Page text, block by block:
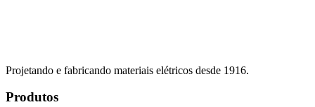
Projetando e fabricando materiais elétricos desde 1916.
Produtos